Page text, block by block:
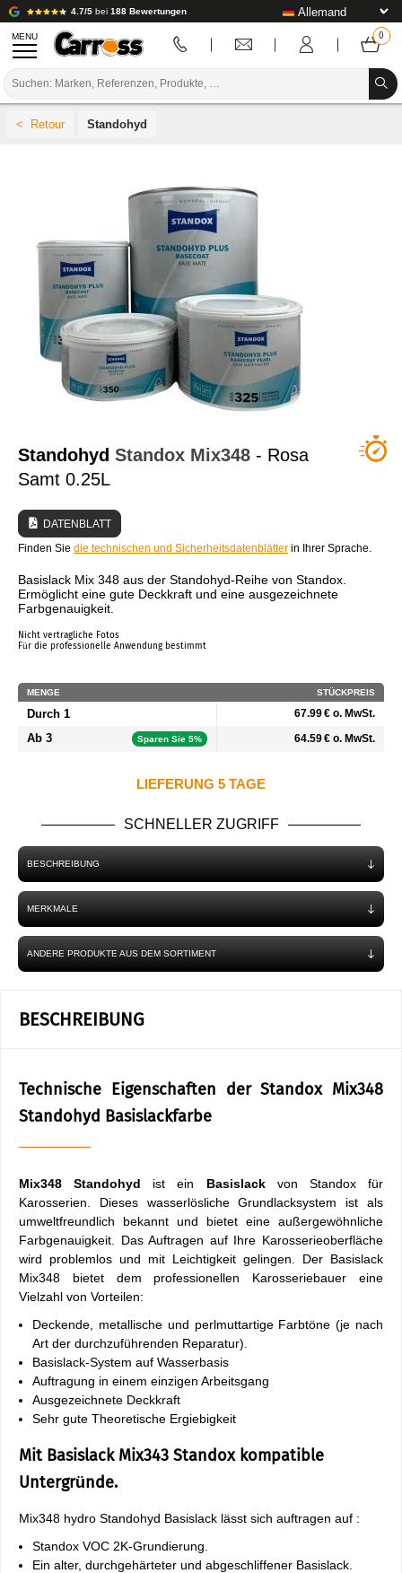
4.7/5 bei 188 Bewertungen
MENU
VORBEREITUNG / BASISLACK / FERTIGSTELLUNG
KAROSSERIE-VERBRAUCHSMATERIAL
KAROSSERIE-WERKZEUG
AUSSTATTUNG DER KAROSSERIEWERKSTATT
LABOREINRICHTUNG
TUTORIAL & TIPPS
Standohyd
Standohyd Standox Mix348 - Rosa
Samt 0.25L
DATENBLATT
Finden Sie die technischen und Sicherheitsdatenblätter in Ihrer Sprache.
Basislack Mix 348 aus der Standohyd-Reihe von Standox.
Ermöglicht eine gute Deckkraft und eine ausgezeichnete
Farbgenauigkeit.
Nicht vertragliche Fotos
Für die professionelle Anwendung bestimmt
MENGE STÜCKPREIS
Durch 1 67.99 € o. MwSt.
Ab 3 Sparen Sie 5% 64.59 € o. MwSt.
LIEFERUNG 5 TAGE
SCHNELLER ZUGRIFF
BESCHREIBUNG
MERKMALE
ANDERE PRODUKTE AUS DEM SORTIMENT
BESCHREIBUNG
Technische Eigenschaften der Standox Mix348
Standohyd Basislackfarbe
Mix348 Standohyd ist ein Basislackvon Standox für
Karosserien. Dieses wasserlösliche Grundlacksystem ist als
umweltfreundlich bekannt und bietet eine außergewöhnliche
Farbgenauigkeit. Das Auftragen auf Ihre Karosserieoberfläche
wird problemlos und mit Leichtigkeit gelingen. Der Basislack
Mix348 bietet dem professionellen Karosseriebauer eine
Vielzahl von Vorteilen:
Deckende, metallische und perlmuttartige Farbtöne (je nach
Art der durchzuführenden Reparatur).
Basislack-System auf Wasserbasis
Auftragung in einem einzigen Arbeitsgang
Ausgezeichnete Deckkraft
Sehr gute Theoretische Ergiebigkeit
Mit Basislack Mix343 Standox kompatible
Untergründe.
Mix348 hydro Standohyd Basislack lässt sich auftragen auf :
Standox VOC 2K-Grundierung.
Ein alter, durchgehärteter und abgeschliffener Basislack.